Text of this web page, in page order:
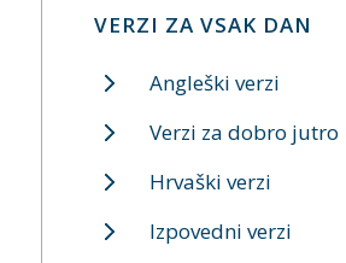
VERZI ZA VSAK DAN
Angleški verzi
Verzi za dobro jutro
Hrvaški verzi
Izpovedni verzi